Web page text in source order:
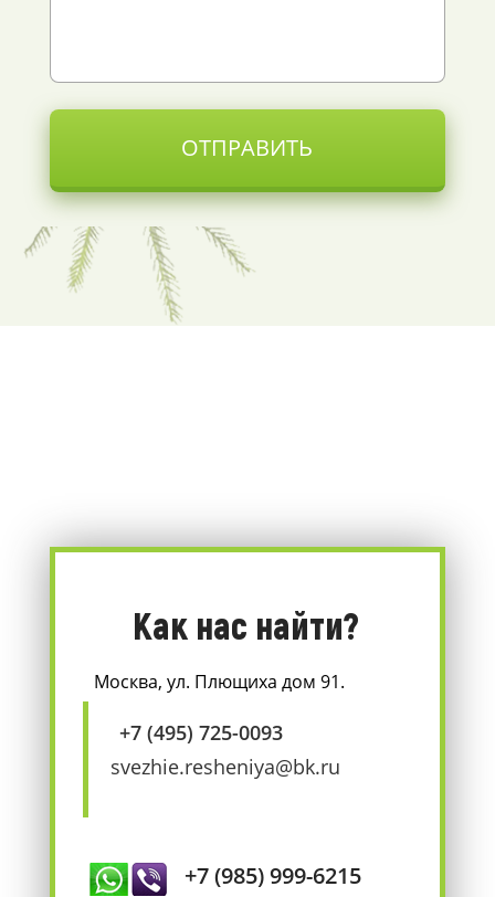
ОТПРАВИТЬ
Как нас найти?
Москва, ул. Плющиха дом 91.
+7 (495) 725-0093
svezhie.resheniya@bk.ru
+7 (985) 999-6215